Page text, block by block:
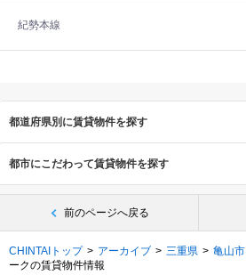
紀勢本線
都道府県別に賃貸物件を探す
都市にこだわって賃貸物件を探す
前のページへ戻る
CHINTAIトップ アーカイブ 三重県 亀山市
ークの賃貸物件情報